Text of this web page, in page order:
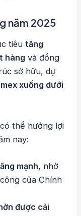
năm 2025
tiêutăng
hàng và đồng
sở hữu, dự
xuống dưới
có thể hưởng lợi
nay:
mạnh, nhờ
của Chính
được cải